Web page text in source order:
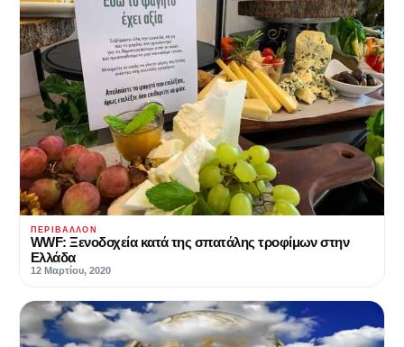
ΠΕΡΙΒΆΛΛΟΝ
WWF: Ξενοδοχεία κατά της σπατάλης τροφίμων στην
Ελλάδα
12 Μαρτίου, 2020